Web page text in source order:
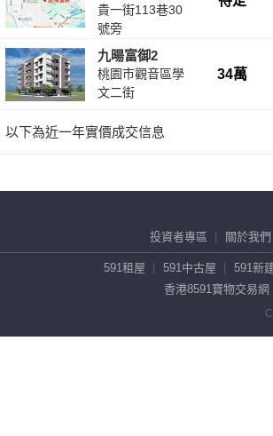
投資者專區 關於我們
591租屋 591中古屋 591新
香港8591寶物交易網